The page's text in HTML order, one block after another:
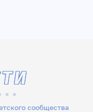
сообщества